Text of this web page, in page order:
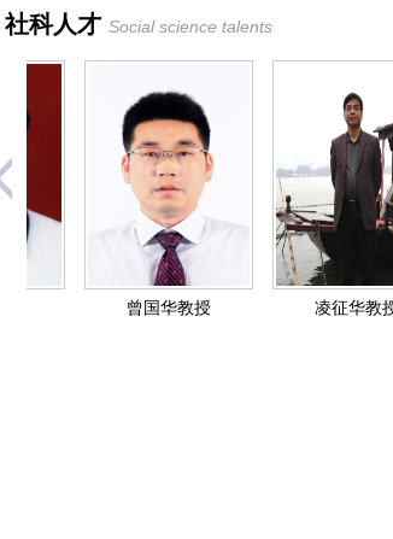
社科人才Social science talents
凌征华教授 刘立刚教授